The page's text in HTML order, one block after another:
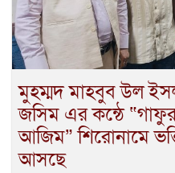
মুহম্মদ মাহবুব উল
জসিম এর কন্ঠে
আজিম” শিরোনামে
আসছে